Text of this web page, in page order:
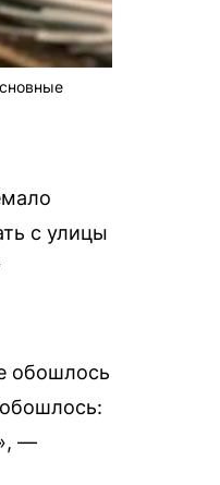
с улицы
обошлось
—